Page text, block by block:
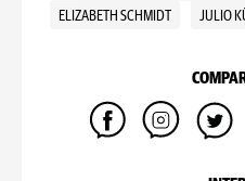
ELIZABETH SCHMIDT
JULIO